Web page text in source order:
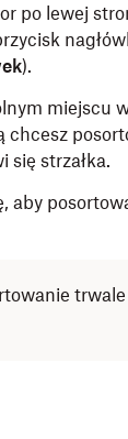
po lewej
).
miejscu
chcesz
się strzałka.
aby